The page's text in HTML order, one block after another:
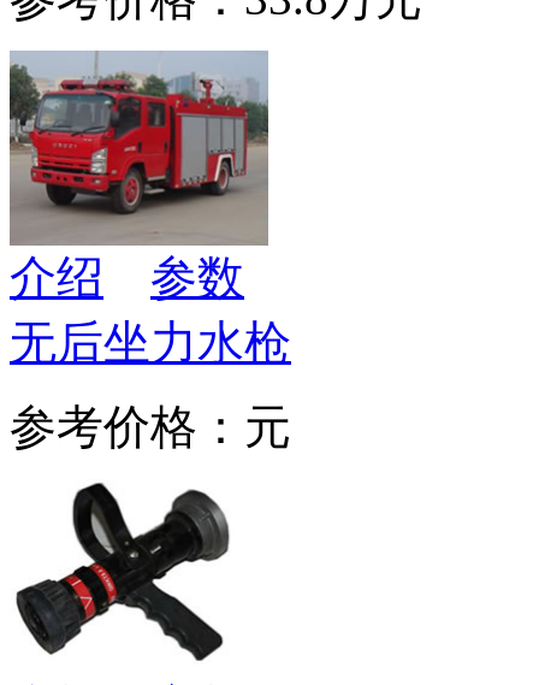
介绍
参数
无后坐力水枪
参考价格：元